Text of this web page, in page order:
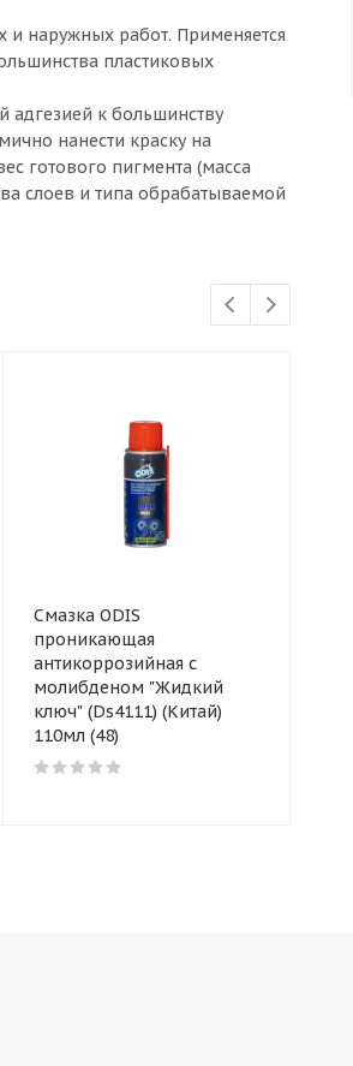
и наружных работ. Применяется
пластиковых
адгезией к большинству
нанести краску на
готового пигмента (масса
слоев и типа обрабатываемой
Смазка ODIS
проникающая
антикоррозийная с
молибденом "Жидкий
ключ" (Ds4111) (Китай)
110мл (48)